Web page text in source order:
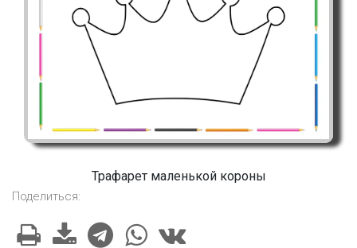
Трафарет маленькой короны
Поделиться: